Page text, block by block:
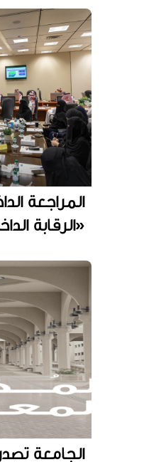
المراجعة
«الرقابة
الجامعة